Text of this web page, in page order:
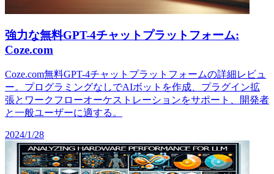
強力な無料GPT-4チャットプラットフォーム:
Coze.com
Coze.com無料GPT-4チャットプラットフォームの詳細レビュ
ー。プログラミングなしでAIボットを作成、プラグイン拡
張とワークフローオーケストレーションをサポート、開発者
と一般ユーザーに適する。
2024/1/28